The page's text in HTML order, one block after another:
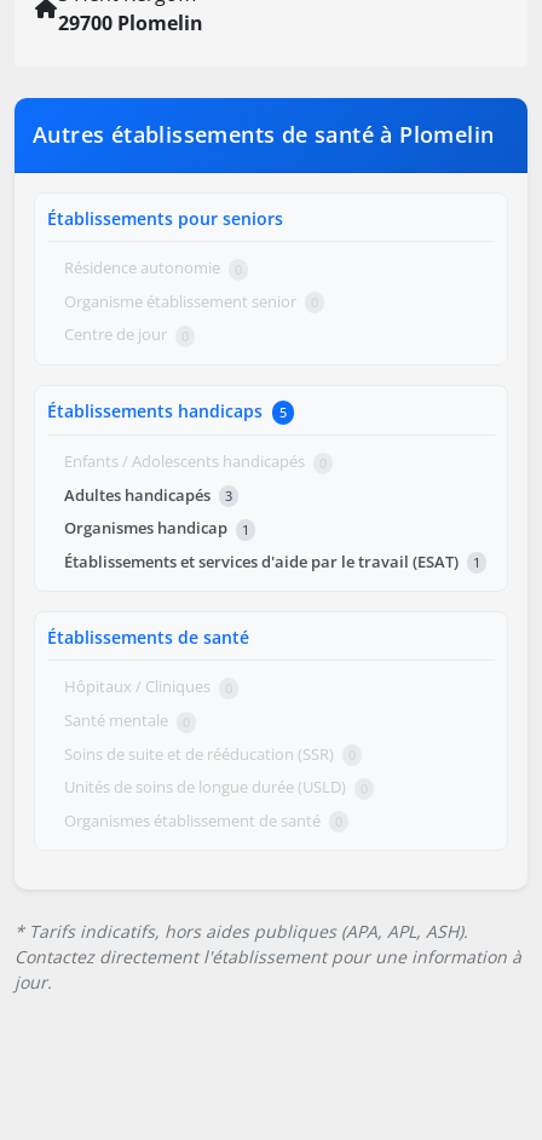
29700 Plomelin
Autres établissements de santé à Plomelin
Établissements pour seniors
Résidence autonomie 0
Organisme établissement senior 0
Centre de jour 0
Établissements handicaps 5
Enfants / Adolescents handicapés 0
Adultes handicapés 3
Organismes handicap 1
Établissements et services d'aide par le travail (ESAT) 1
Établissements de santé
Hôpitaux / Cliniques 0
Santé mentale 0
Soins de suite et de rééducation (SSR) 0
Unités de soins de longue durée (USLD) 0
Organismes établissement de santé 0
* Tarifs indicatifs, hors aides publiques (APA, APL, ASH).
Contactez directement l'établissement pour une information à
jour.